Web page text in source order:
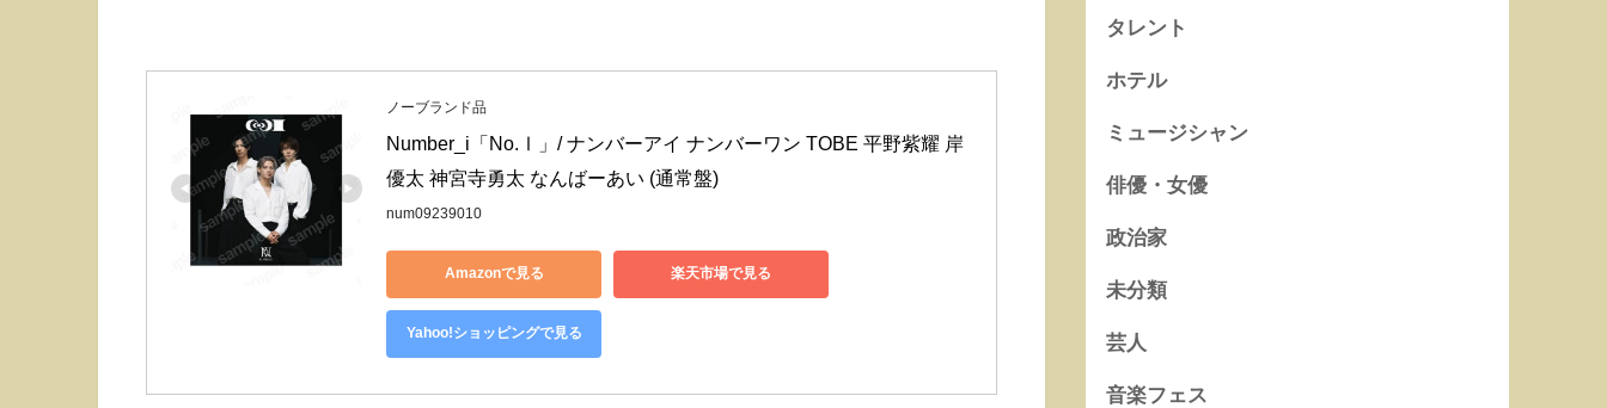
ノーブランド品
Number_i「No.Ⅰ」/ ナンバーアイ ナンバーワン TOBE 平野紫耀 岸
優太 神宮寺勇太 なんばーあい (通常盤)
num09239010
Amazonで見る 楽天市場で見る
Yahoo!ショッピングで見る
タレント
ホテル
ミュージシャン
俳優・女優
政治家
未分類
芸人
音楽フェス